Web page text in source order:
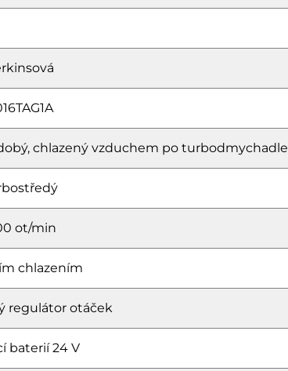
chlazený vzduchem po turbodmychadle
ot/min
chlazením
regulátor otáček
baterií 24 V